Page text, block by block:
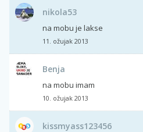
nikola53
na mobu je lakse
11. ožujak 2013
Benja
na mobu imam
10. ožujak 2013
kissmyass123456